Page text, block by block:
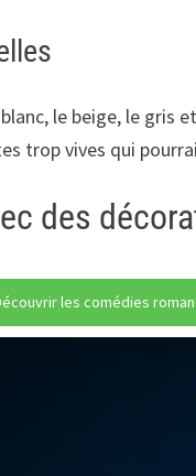
le beige, le gris
trop vives qui
des
les comédies